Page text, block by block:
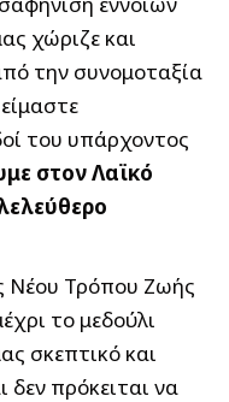
χώριζε και
την συνομοταξία
του υπάρχοντος
στον Λαϊκό
Νέου Τρόπου Ζωής
το μεδούλι
σκεπτικό και
δεν πρόκειται να